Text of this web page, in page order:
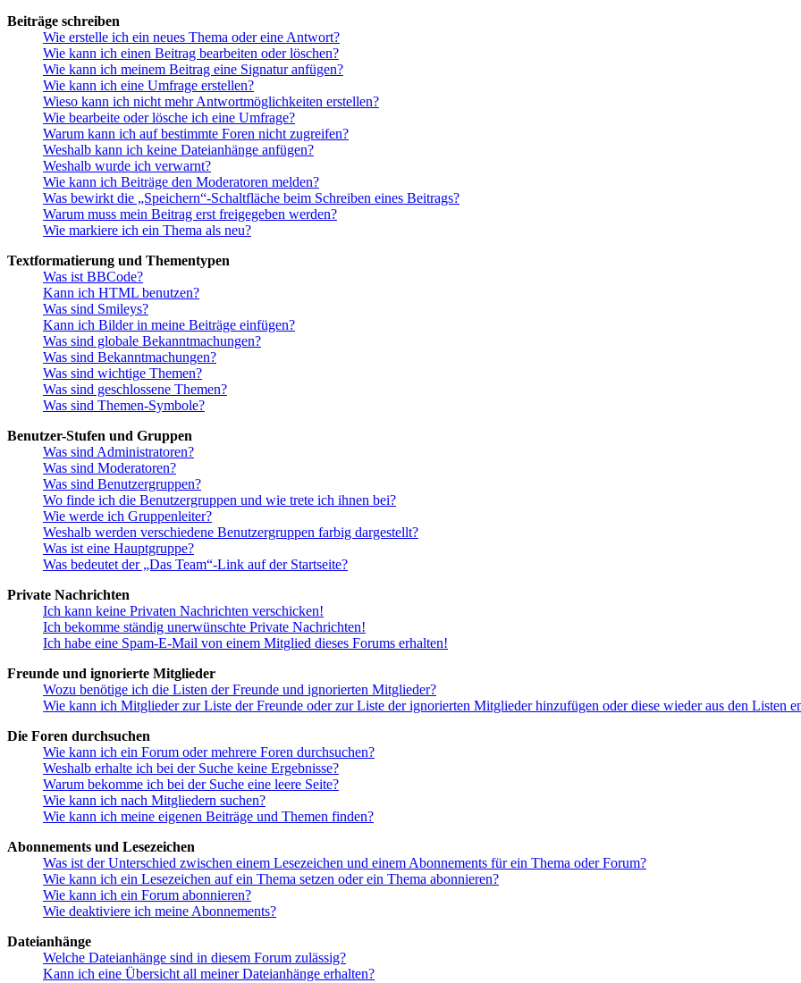
Beiträge schreiben
Wie erstelle ich ein neues Thema oder eine Antwort?
Wie kann ich einen Beitrag bearbeiten oder löschen?
Wie kann ich meinem Beitrag eine Signatur anfügen?
Wie kann ich eine Umfrage erstellen?
Wieso kann ich nicht mehr Antwortmöglichkeiten erstellen?
Wie bearbeite oder lösche ich eine Umfrage?
Warum kann ich auf bestimmte Foren nicht zugreifen?
Weshalb kann ich keine Dateianhänge anfügen?
Weshalb wurde ich verwarnt?
Wie kann ich Beiträge den Moderatoren melden?
Was bewirkt die „Speichern“-Schaltfläche beim Schreiben eines Beitrags?
Warum muss mein Beitrag erst freigegeben werden?
Wie markiere ich ein Thema als neu?
Textformatierung und Thementypen
Was ist BBCode?
Kann ich HTML benutzen?
Was sind Smileys?
Kann ich Bilder in meine Beiträge einfügen?
Was sind globale Bekanntmachungen?
Was sind Bekanntmachungen?
Was sind wichtige Themen?
Was sind geschlossene Themen?
Was sind Themen-Symbole?
Benutzer-Stufen und Gruppen
Was sind Administratoren?
Was sind Moderatoren?
Was sind Benutzergruppen?
Wo finde ich die Benutzergruppen und wie trete ich ihnen bei?
Wie werde ich Gruppenleiter?
Weshalb werden verschiedene Benutzergruppen farbig dargestellt?
Was ist eine Hauptgruppe?
Was bedeutet der „Das Team“-Link auf der Startseite?
Private Nachrichten
Ich kann keine Privaten Nachrichten verschicken!
Ich bekomme ständig unerwünschte Private Nachrichten!
Ich habe eine Spam-E-Mail von einem Mitglied dieses Forums erhalten!
Freunde und ignorierte Mitglieder
Wozu benötige ich die Listen der Freunde und ignorierten Mitglieder?
Wie kann ich Mitglieder zur Liste der Freunde oder zur Liste der ignorierten Mitglieder hinzufügen oder diese wieder aus den Listen
Die Foren durchsuchen
Wie kann ich ein Forum oder mehrere Foren durchsuchen?
Weshalb erhalte ich bei der Suche keine Ergebnisse?
Warum bekomme ich bei der Suche eine leere Seite?
Wie kann ich nach Mitgliedern suchen?
Wie kann ich meine eigenen Beiträge und Themen finden?
Abonnements und Lesezeichen
Was ist der Unterschied zwischen einem Lesezeichen und einem Abonnements für ein Thema oder Forum?
Wie kann ich ein Lesezeichen auf ein Thema setzen oder ein Thema abonnieren?
Wie kann ich ein Forum abonnieren?
Wie deaktiviere ich meine Abonnements?
Dateianhänge
Welche Dateianhänge sind in diesem Forum zulässig?
Kann ich eine Übersicht all meiner Dateianhänge erhalten?